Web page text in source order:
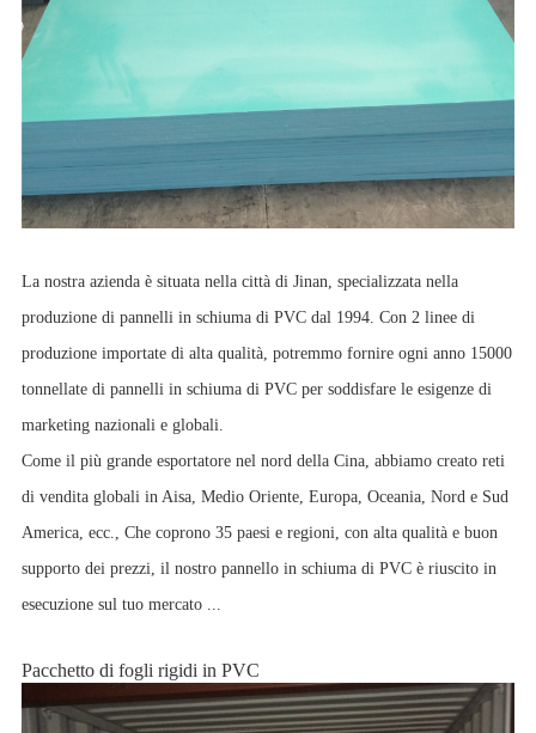
La nostra azienda è situata nella città di Jinan, specializzata nella
produzione di pannelli in schiuma di PVC dal 1994. Con 2 linee di
produzione importate di alta qualità, potremmo fornire ogni anno 15000
tonnellate di pannelli in schiuma di PVC per soddisfare le esigenze di
marketing nazionali e globali.
Come il più grande esportatore nel nord della Cina, abbiamo creato reti
di vendita globali in Aisa, Medio Oriente, Europa, Oceania, Nord e Sud
America, ecc., Che coprono 35 paesi e regioni, con alta qualità e buon
supporto dei prezzi, il nostro pannello in schiuma di PVC è riuscito in
esecuzione sul tuo mercato ...
Pacchetto di fogli rigidi in PVC